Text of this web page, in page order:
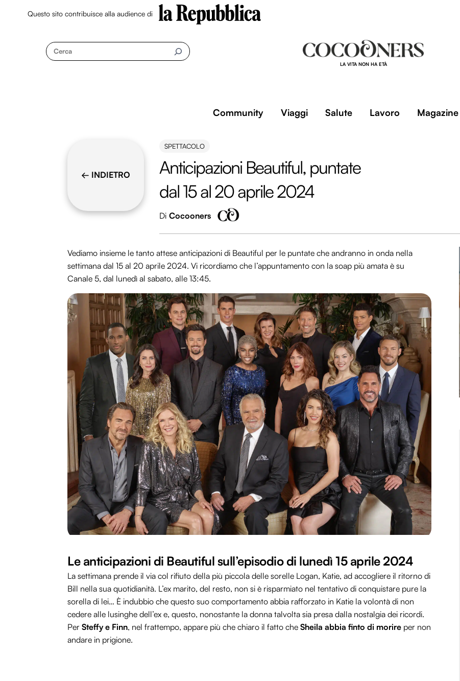
Questo sito contribuisce alla audience di
Cerca
LA VITA NON HA ETÀ
Community Viaggi Salute Lavoro Magazine
← INDIETRO
SPETTACOLO
Anticipazioni Beautiful, puntate
dal 15 al 20 aprile 2024
Di Cocooners
Vediamo insieme le tanto attese anticipazioni di Beautiful per le puntate che andranno in onda nella
settimana dal 15 al 20 aprile 2024. Vi ricordiamo che l’appuntamento con la soap più amata è su
Canale 5, dal lunedì al sabato, alle 13:45.
Le anticipazioni di Beautiful sull’episodio di lunedì 15 aprile 2024
La settimana prende il via col rifiuto della più piccola delle sorelle Logan, Katie, ad accogliere il ritorno di
Bill nella sua quotidianità. L’ex marito, del resto, non si è risparmiato nel tentativo di conquistare pure la
sorella di lei… È indubbio che questo suo comportamento abbia rafforzato in Katie la volontà di non
cedere alle lusinghe dell’ex e, questo, nonostante la donna talvolta sia presa dalla nostalgia dei ricordi.
Per Steffy e Finn, nel frattempo, appare più che chiaro il fatto che Sheila abbia finto di morire per non
andare in prigione.